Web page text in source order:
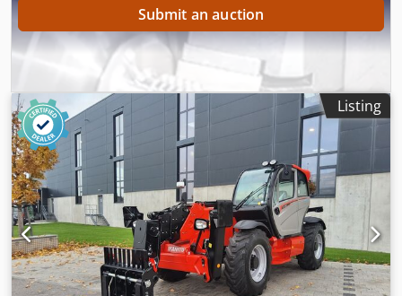
travel speed 24.90 km/h ・Parkbremse Automatische
negative Parkbremse ・Festellbremse Ölbad
Lamellenbremsen an den Vorderachsen ・Pumpenart
Zahnradpumpe ・Hydraulikdruck 235 bar ・Motoröl 11.20 l
・Hydrauliköl 115 l ・Fassungsvermögen des
Kraftstofftanks 63 l ・Geräuschpegel im Fahrerstand (LpA)
76 dB ・Umgebungsgeräusch (LwA) 104 dB ・
Schwingungsbelastung Hand/Arm < 2.50 m/s² ・Lenkräder
(vorne / hinten) 2 / 2 ・Antriebsräder (vorne / hinten) 2 / 2
・Sicherheit / Sicherheit Zulassung der Kabine Standard
EN 15000 / Kabine ROPS - FOPS Stufe 1 ・Steuerungen JSM
Submit an auction
Listing